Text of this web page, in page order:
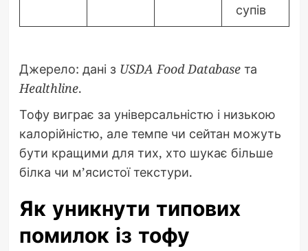
супів
Джерело: дані з USDA Food Databaseта
Healthline.
Тофу виграє за універсальністю і низькою
калорійністю, але темпе чи сейтан можуть
бути кращими для тих, хто шукає більше
білка чи м’ясистої текстури.
Як уникнути типових
помилок із тофу